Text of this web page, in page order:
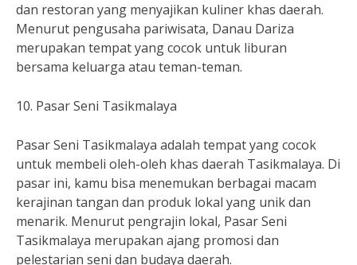
dan restoran yang menyajikan kuliner khas daerah.
Menurut pengusaha pariwisata, Danau Dariza
merupakan tempat yang cocok untuk liburan
bersama keluarga atau teman-teman.
10. Pasar Seni Tasikmalaya
Pasar Seni Tasikmalaya adalah tempat yang cocok
untuk membeli oleh-oleh khas daerah Tasikmalaya. Di
pasar ini, kamu bisa menemukan berbagai macam
kerajinan tangan dan produk lokal yang unik dan
menarik. Menurut pengrajin lokal, Pasar Seni
Tasikmalaya merupakan ajang promosi dan
pelestarian seni dan budaya daerah.